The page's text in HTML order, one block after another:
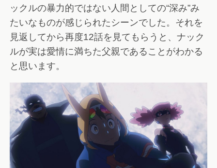
ックルの暴力的ではない人間としての“深み”み
たいなものが感じられたシーンでした。それを
見返してから再度12話を見てもらうと、ナック
ルが実は愛情に満ちた父親であることがわかる
と思います。